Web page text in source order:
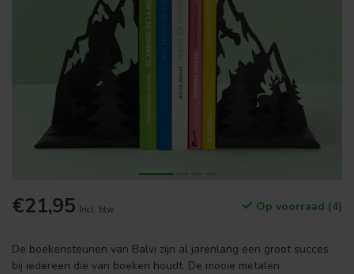
€21,95 Incl. btw Op voorraad (4)
De boekensteunen van Balvi zijn al jarenlang een groot succes
bij iedereen die van boeken houdt. De mooie metalen